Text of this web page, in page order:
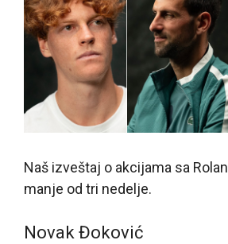
Naš izveštaj o akcijama sa
manje od tri nedelje.
Novak Đoković